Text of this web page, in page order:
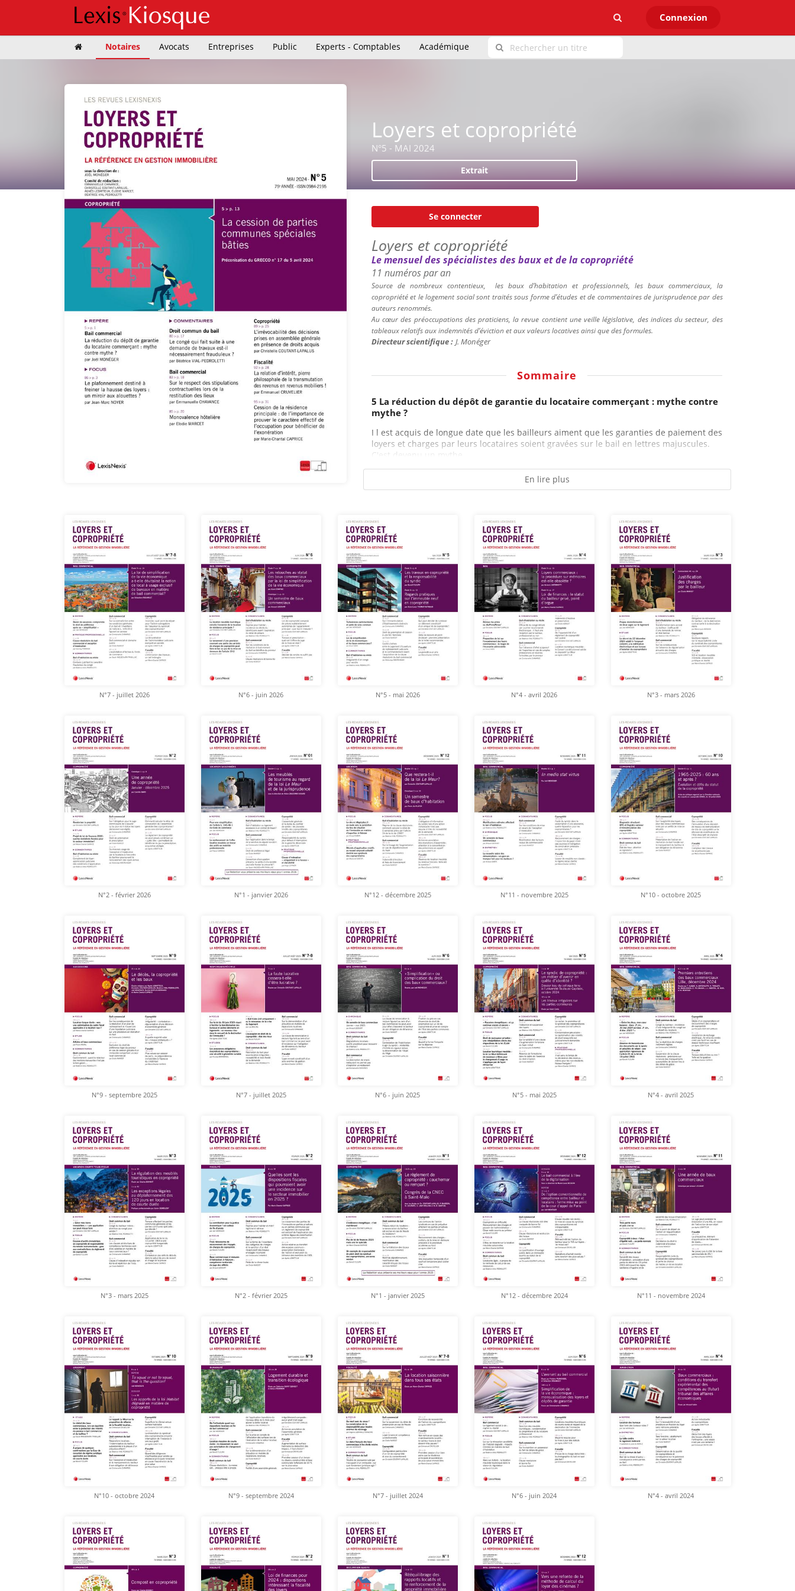
Connexion
Notaires Avocats Entreprises Public Experts - Comptables Académique
Loyers et copropriété
N°5 - MAI 2024
Extrait
Se connecter
Loyers et copropriété
Le mensuel des spécialistes des baux et de la copropriété
11 numéros par an
Source de nombreux contentieux,
les baux d’habitation et professionnels, les baux commerciaux, la
copropriété et le logement social sont traités sous forme d’études et de commentaires de jurisprudence par des
auteurs renommés.
Au cœur des préoccupations des praticiens, la revue contient une veille législative, des indices du secteur, des
tableaux relatifs aux indemnités d’éviction et aux valeurs locatives ainsi que des formules.
Directeur scientifique : J. Monéger
Sommaire
5 La réduction du dépôt de garantie du locataire commerçant : mythe contre
mythe ?
I l est acquis de longue date que les bailleurs aiment que les garanties de paiement des
loyers et charges par leurs locataires soient gravées sur le bail en lettres majuscules.
C'est devenu un mythe....
En lire plus
N°7 - juillet 2026 N°6 - juin 2026 N°5 - mai 2026 N°4 - avril 2026 N°3 - mars 2026
N°2 - février 2026 N°1 - janvier 2026 N°12 - décembre 2025 N°11 - novembre 2025 N°10 - octobre 2025
N°9 - septembre 2025 N°7 - juillet 2025 N°6 - juin 2025 N°5 - mai 2025 N°4 - avril 2025
N°3 - mars 2025 N°2 - février 2025 N°1 - janvier 2025 N°12 - décembre 2024 N°11 - novembre 2024
N°10 - octobre 2024 N°9 - septembre 2024 N°7 - juillet 2024 N°6 - juin 2024 N°4 - avril 2024